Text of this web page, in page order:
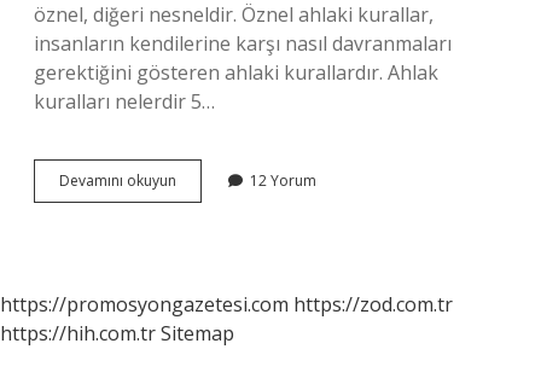
öznel, diğeri nesneldir. Öznel ahlaki kurallar,
insanların kendilerine karşı nasıl davranmaları
gerektiğini gösteren ahlaki kurallardır. Ahlak
kuralları nelerdir 5…
Devamını okuyun
Tane
12 Yorum
https://promosyongazetesi.com https://zod.com.tr
https://hih.com.trSitemap